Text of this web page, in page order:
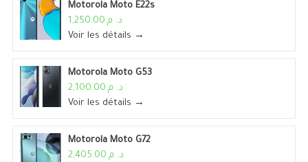
Motorola Moto E22s
د. م.1,250.00
Voir les détails →
Motorola Moto G53
د. م.2,100.00
Voir les détails →
Motorola Moto G72
د. م.2,405.00